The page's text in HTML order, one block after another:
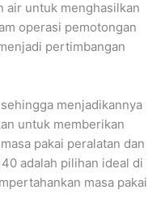
air untuk menghasilkan
operasi pemotongan
pertimbangan
menjadikannya
untuk memberikan
pakai peralatan dan
adalah pilihan ideal di
masa pakai